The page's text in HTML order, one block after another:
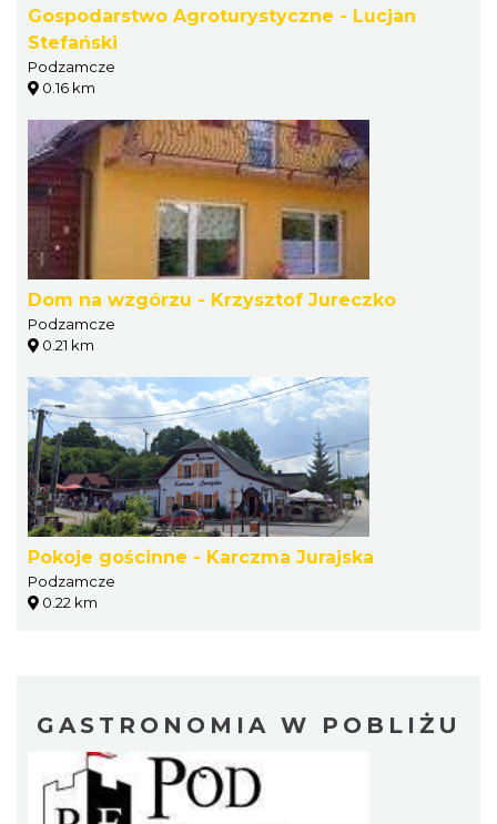
Gospodarstwo Agroturystyczne - Lucjan
Stefański
Podzamcze
0.16 km
Dom na wzgórzu - Krzysztof Jureczko
Podzamcze
0.21 km
Pokoje gościnne - Karczma Jurajska
Podzamcze
0.22 km
GASTRONOMIA W POBLIŻU